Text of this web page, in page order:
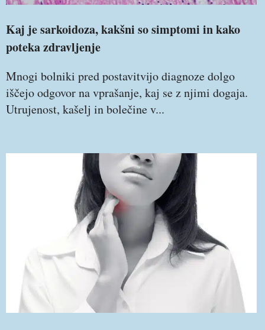
Kaj je sarkoidoza, kakšni so simptomi in kako
poteka zdravljenje
Mnogi bolniki pred postavitvijo diagnoze dolgo
iščejo odgovor na vprašanje, kaj se z njimi dogaja.
Utrujenost, kašelj in bolečine v...